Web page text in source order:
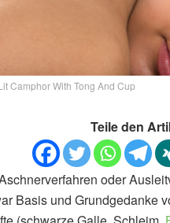
Camphor With Tong And Cup
Teile den
oder
Basis und Grundgedanke